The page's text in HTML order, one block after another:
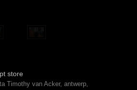
store
Timothy van Acker, antwerp,